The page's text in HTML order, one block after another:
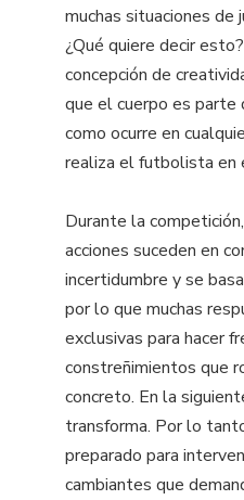
muchas situaciones de
¿Qué quiere decir
concepción de
que el cuerpo es parte
como ocurre en
realiza el futbolista en
Durante la
acciones suceden en
incertidumbre y se
por lo que muchas
exclusivas para hacer
constreñimientos que
concreto. En la
transforma. Por lo
preparado para
cambiantes que